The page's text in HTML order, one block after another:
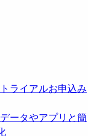
ライアルお申込み
データやアプリと簡